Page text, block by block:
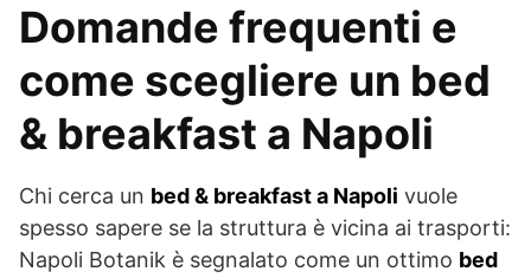
Domande frequenti e
come scegliere un bed
& breakfast a Napoli
Chi cerca un bed & breakfast a Napoli vuole
spesso sapere se la struttura è vicina ai trasporti:
Napoli Botanik è segnalato come un ottimo bed